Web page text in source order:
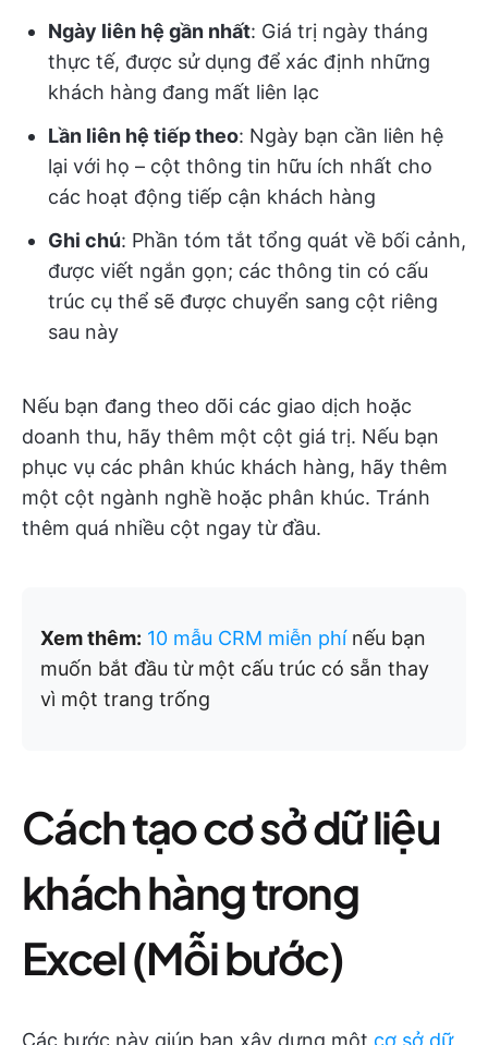
Ngày liên hệ gần nhất: Giá trị ngày tháng
thực tế, được sử dụng để xác định những
khách hàng đang mất liên lạc
Lần liên hệ tiếp theo: Ngày bạn cần liên hệ
lại với họ – cột thông tin hữu ích nhất cho
các hoạt động tiếp cận khách hàng
Ghi chú: Phần tóm tắt tổng quát về bối cảnh,
được viết ngắn gọn; các thông tin có cấu
trúc cụ thể sẽ được chuyển sang cột riêng
sau này
Nếu bạn đang theo dõi các giao dịch hoặc
doanh thu, hãy thêm một cột giá trị. Nếu bạn
phục vụ các phân khúc khách hàng, hãy thêm
một cột ngành nghề hoặc phân khúc. Tránh
thêm quá nhiều cột ngay từ đầu.
Xem thêm: 10 mẫu CRM miễn phínếu bạn
muốn bắt đầu từ một cấu trúc có sẵn thay
vì một trang trống
Cách tạo cơ sở dữ liệu
khách hàng trong
Excel (Mỗi bước)
Các bước này giúp bạn xây dựng một cơ sở dữ